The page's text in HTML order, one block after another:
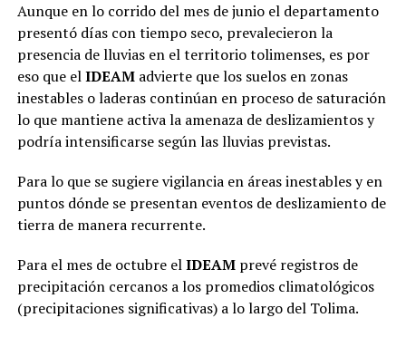
Aunque en lo corrido del mes de junio el departamento
presentó días con tiempo seco, prevalecieron la
presencia de lluvias en el territorio tolimenses, es por
eso que elIDEAMadvierte que los suelos en zonas
inestables o laderas continúan en proceso de saturación
lo que mantiene activa la amenaza de deslizamientos y
podría intensificarse según las lluvias previstas.
Para lo que se sugiere vigilancia en áreas inestables y en
puntos dónde se presentan eventos de deslizamiento de
tierra de manera recurrente.
Para el mes de octubre elIDEAMprevé registros de
precipitación cercanos a los promedios climatológicos
(precipitaciones significativas) a lo largo del Tolima.